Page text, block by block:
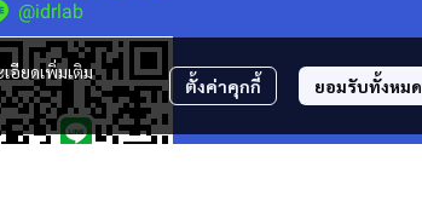
อียดเพิ่มเติม
ตั้งค่าคุกกี้ ยอมรับทั้งหมด
@idrlab